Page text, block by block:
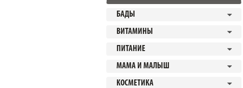
БАДЫ
ВИТАМИНЫ
ПИТАНИЕ
МАМА И МАЛЫШ
КОСМЕТИКА